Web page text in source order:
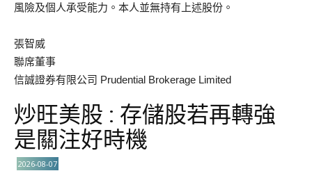
風險及個人承受能力。本人並無持有上述股份。
張智威
聯席董事
信誠證券有限公司 Prudential Brokerage Limited
炒旺美股 : 存儲股若再轉強
是關注好時機
2026-08-07